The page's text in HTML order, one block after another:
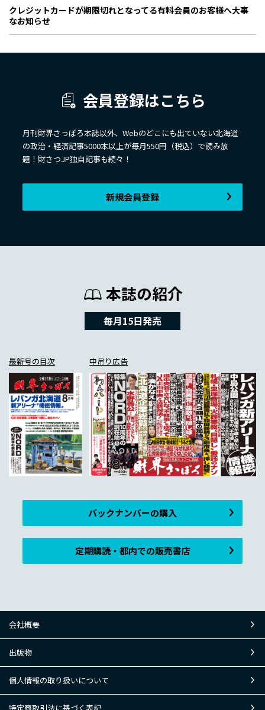
クレジットカードが期限切れとなってる有料会員のお客様へ大事
なお知らせ
会員登録はこちら
月刊財界さっぽろ本誌以外、Webのどこにも出ていない北海道
の政治・経済記事5000本以上が毎月550円（税込）で読み放
題！財さつJP独自記事も続々！
新規会員登録
本誌の紹介
毎月15日発売
最新号の目次 中吊り広告
バックナンバーの購入
定期購読・都内での販売書店
会社概要
出版物
個人情報の取り扱いについて